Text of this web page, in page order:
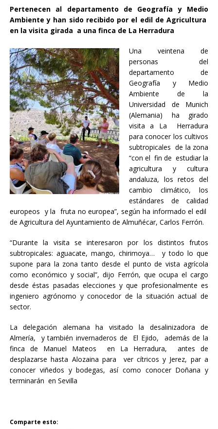
Pertenecen al departamento de Geografía y Medio
Ambiente y han sido recibido por el edil de Agricultura
en la visita girada a una finca de La Herradura
Una veintena de
personas del
departamento de
Geografía y Medio
Ambiente de la
Universidad de Munich
(Alemania) ha girado
visita a La Herradura
para conocer los cultivos
subtropicales de la zona
“con el fin de estudiar la
agricultura y cultura
andaluza, los retos del
cambio climático, los
estándares de calidad
europeos y la fruta no europea”, según ha informado el edil
de Agricultura del Ayuntamiento de Almuñécar, Carlos Ferrón.
“Durante la visita se interesaron por los distintos frutos
subtropicales: aguacate, mango, chirimoya… y todo lo que
supone para la zona tanto desde el punto de vista agrícola
como económico y social”, dijo Ferrón, que ocupa el cargo
desde éstas pasadas elecciones y que profesionalmente es
ingeniero agrónomo y conocedor de la situación actual de
sector.
La delegación alemana ha visitado la desalinizadora de
Almería, y también invernaderos de El Ejido, además de la
finca de Manuel Mateos en La Herradura, antes de
desplazarse hasta Alozaina para ver cítricos y Jerez, par a
conocer viñedos y bodegas, así como conocer Doñana y
terminarán en Sevilla
Comparte esto: